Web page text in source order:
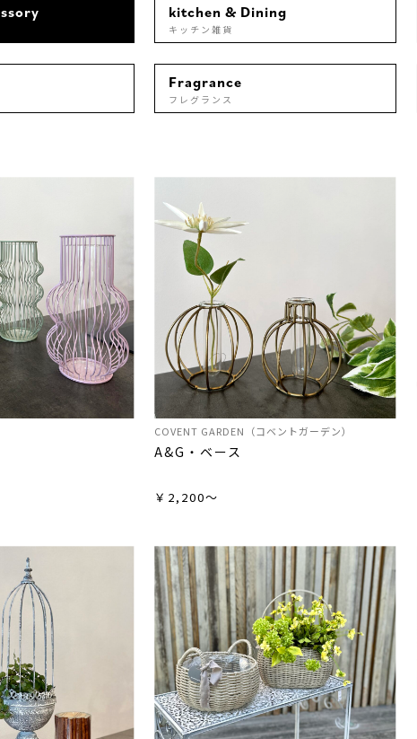
kitchen & Dining
キッチン雑貨
Fragrance
フレグランス
COVENT GARDEN（コベントガーデン）
A&G・ベース
￥2,200～